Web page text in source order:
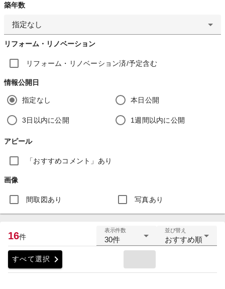
築年数
指定なし
リフォーム・リノベーション
リフォーム・リノベーション済/予定含む
情報公開日
指定なし 本日公開
3日以内に公開 1週間以内に公開
アピール
「おすすめコメント」あり
画像
間取図あり 写真あり
16件
表示件数
30件
並び替え
おすすめ順
すべて選択 chevron_right